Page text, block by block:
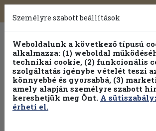
Toggle
navigation
Személyre szabott beállítások
Weboldalunk a következő típusú
alkalmazza: (1) weboldal
technikai cookie, (2) funkcionális
szolgáltatás igénybe vételét teszi
könnyebbé és gyorsabbá, (3)
amely alapján személyre szabott
kereshetjük meg Önt. A
érheti el.